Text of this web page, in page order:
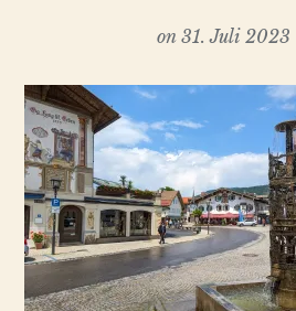
on 31. Juli 2023